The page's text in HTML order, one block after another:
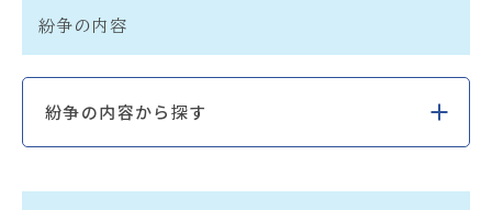
紛争の内容
紛争の内容から探す